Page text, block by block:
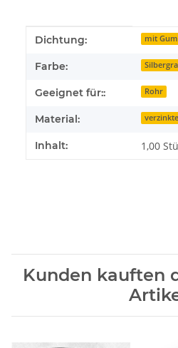
Produkteigenschaft
Wert
Dichtung: mit
Farbe:
Geeignet für:: Rohr
Material:
Inhalt: 1,00
Kunden kauften